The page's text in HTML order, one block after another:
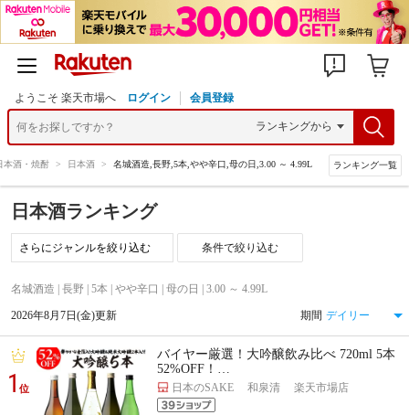
ようこそ 楽天市場へ ログイン 会員登録
本酒・焼酎 > 日本酒 > 名城酒造,長野,5本,やや辛口,母の日,3.00 ～ 4.99L ランキング一覧
日本酒ランキング
条件で絞り込む
名城酒造 | 長野 | 5本 | やや辛口 | 母の日 | 3.00 ～ 4.99L
2026年8月7日(金)更新 期間
1位
バイヤー厳選！大吟醸飲み比べ 720ml 5本
52%OFF！…
日本のSAKE 和泉清 楽天市場店